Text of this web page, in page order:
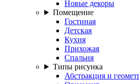
Новые декоры
Помещение
Гостиная
Детская
Кухня
Прихожая
Спальня
Типы рисунка
Абстракция и